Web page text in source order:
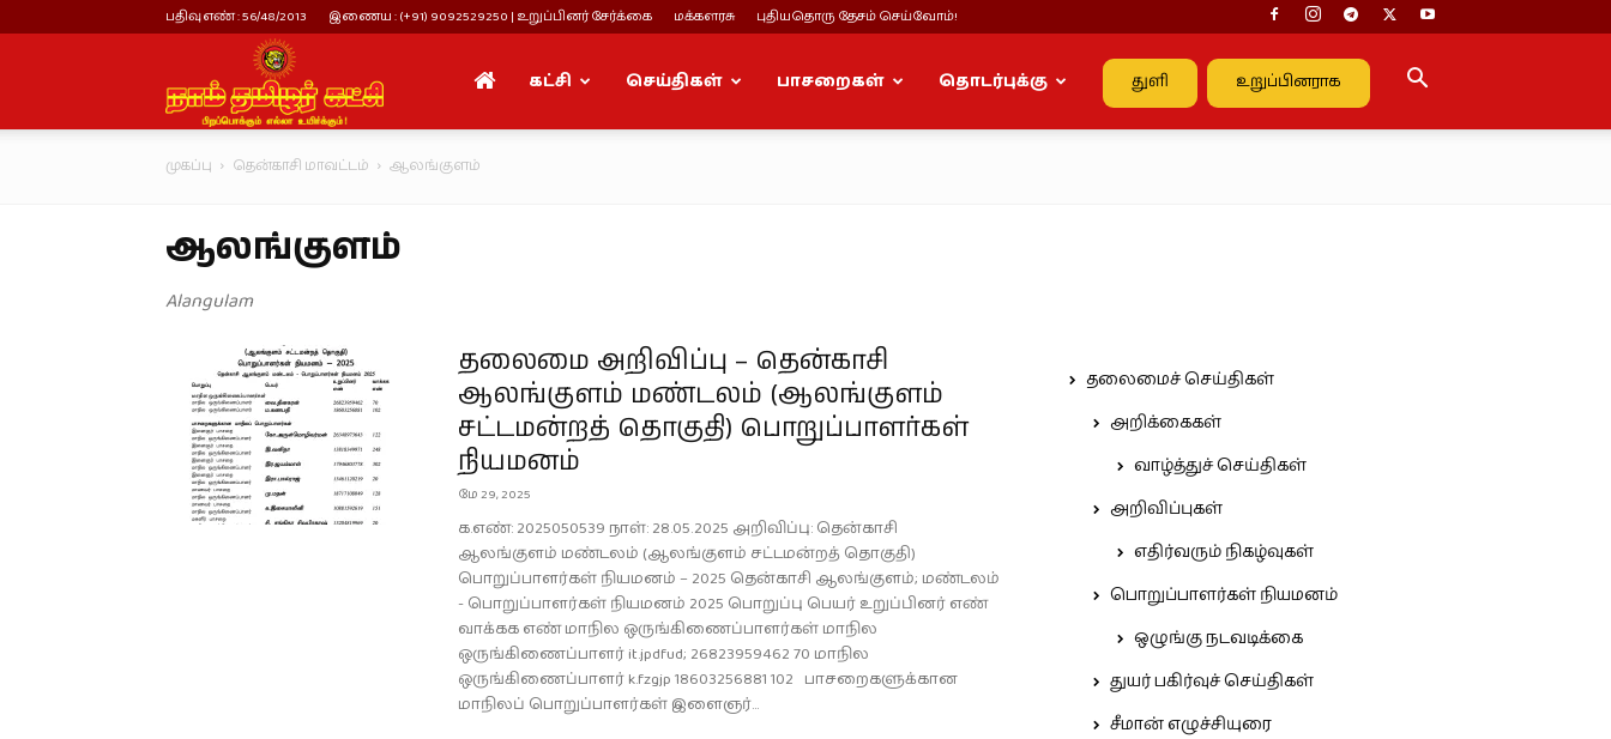
பதிவு எண் : 56/48/2013 இணைய : (+91) 9092529250 | உறுப்பினர் சேர்க்கை மக்களரசு புதியதொரு தேசம் செய்வோம்!
துளி உறுப்பினராக
நாம்
தமிழர்
கட்சி செய்திகள் பாசறைகள் தொடர்புக்கு
முகப்பு தென்காசி மாவட்டம் ஆலங்குளம்
ஆலங்குளம்
Alangulam
தலைமை அறிவிப்பு – தென்காசி
ஆலங்குளம் மண்டலம் (ஆலங்குளம்
சட்டமன்றத் தொகுதி) பொறுப்பாளர்கள்
நியமனம்
மே 29, 2025
க.எண்: 2025050539 நாள்: 28.05.2025 அறிவிப்பு: தென்காசி
ஆலங்குளம் மண்டலம் (ஆலங்குளம் சட்டமன்றத் தொகுதி)
பொறுப்பாளர்கள் நியமனம் – 2025 தென்காசி ஆலங்குளம்; மண்டலம்
- பொறுப்பாளர்கள் நியமனம் 2025 பொறுப்பு பெயர் உறுப்பினர் எண்
வாக்கக எண் மாநில ஒருங்கிணைப்பாளர்கள் மாநில
ஒருங்கிணைப்பாளர் it.jpdfud; 26823959462 70 மாநில
ஒருங்கிணைப்பாளர் k.fzgjp 18603256881 102 பாசறைகளுக்கான
மாநிலப் பொறுப்பாளர்கள் இளைஞர்...
தலைமைச் செய்திகள்
அறிக்கைகள்
வாழ்த்துச் செய்திகள்
அறிவிப்புகள்
எதிர்வரும் நிகழ்வுகள்
பொறுப்பாளர்கள் நியமனம்
ஒழுங்கு நடவடிக்கை
துயர் பகிர்வுச் செய்திகள்
சீமான் எழுச்சியுரை